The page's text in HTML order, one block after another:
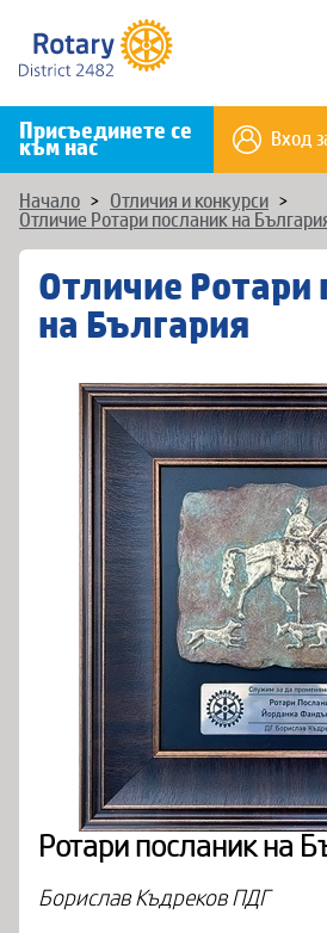
Присъединете се
към нас Вход
Начало > Отличия и конкурси >
Отличие Ротари посланик на
Отличие Ротари
на България
Ротари посланик на
Борислав Къдреков ПДГ